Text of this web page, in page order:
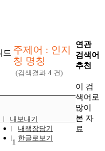
드 주제어 : 인지
칭 명칭
(검색결과 4 건)
내보내기
내책장담기
한글로보기
1
연관
검색어
추천
이 검
색어로
많이
본 자
료